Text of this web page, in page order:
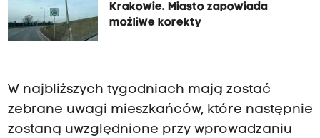
Krakowie. Miasto zapowiada
możliwe korekty
W najbliższych tygodniach mają zostać
zebrane uwagi mieszkańców, które następnie
zostaną uwzględnione przy wprowadzaniu